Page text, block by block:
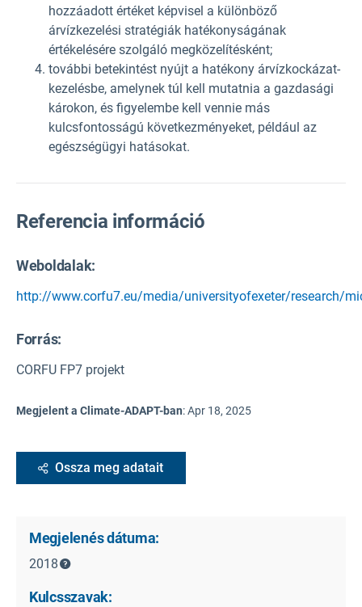
hozzáadott értéket képvisel a különböző
árvízkezelési stratégiák hatékonyságának
értékelésére szolgáló megközelítésként;
további betekintést nyújt a hatékony árvízkockázat-
kezelésbe, amelynek túl kell mutatnia a gazdasági
károkon, és figyelembe kell vennie más
kulcsfontosságú következményeket, például az
egészségügyi hatásokat.
Referencia információ
Weboldalak:
http://www.corfu7.eu/media/universityofexeter/research/
Forrás:
CORFU FP7 projekt
Megjelent a Climate-ADAPT-ban:Apr 18, 2025
Ossza meg adatait
Megjelenés dátuma:
2018
Kulcsszavak: